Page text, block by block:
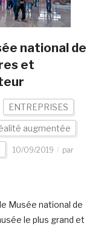
national de
et
ENTREPRISES
augmentée
10/09/2019
par
Musée national de
le plus grand et